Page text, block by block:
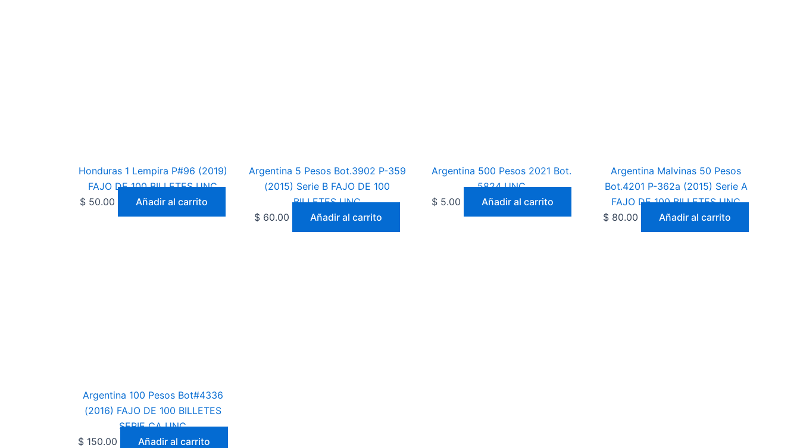
Honduras 1 Lempira P#96 (2019)
FAJO DE 100 BILLETES UNC
$ 50.00 Añadir al carrito
Argentina 5 Pesos Bot.3902 P-359
(2015) Serie B FAJO DE 100
BILLETES UNC
$ 60.00 Añadir al carrito
Argentina 500 Pesos 2021 Bot.
5824 UNC
$ 5.00 Añadir al carrito
Argentina Malvinas 50 Pesos
Bot.4201 P-362a (2015) Serie A
FAJO DE 100 BILLETES UNC
$ 80.00 Añadir al carrito
Argentina 100 Pesos Bot#4336
(2016) FAJO DE 100 BILLETES
SERIE CA UNC
$150.00 Añadir al carrito